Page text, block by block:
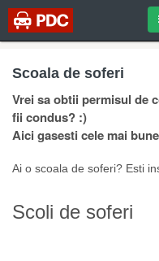
Scoala de soferi
Vrei sa obtii permisul de
fii condus? :)
Aici gasesti cele mai
Ai o scoala de soferi? Esti
Scoli de soferi